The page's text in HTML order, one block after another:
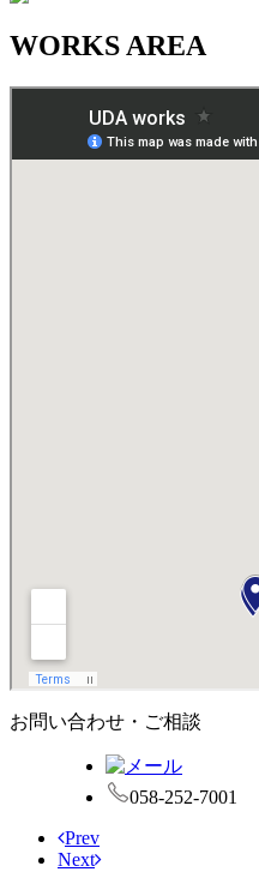
WORKS AREA
お問い合わせ・ご相談
058-252-7001
Prev
Next